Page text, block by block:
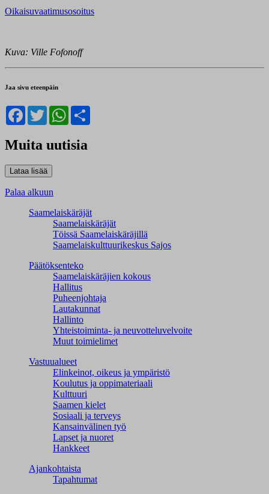
Oikaisuvaatimusosoitus
Kuva: Ville Fofonoff
Jaa sivu eteenpäin
Facebook
TwitterWhatsApp
Muita uutisia
Palaa alkuun
Saamelaiskäräjät
Saamelaiskäräjät
Töissä Saamelaiskäräjillä
Saamelaiskulttuuri­keskus Sajos
Päätöksenteko
Saamelaiskäräjien kokous
Hallitus
Puheenjohtaja
Lautakunnat
Hallinto
Yhteistoiminta- ja neuvotteluvelvoite
Muut toimielimet
Vastuualueet
Elinkeinot, oikeus ja ympäristö
Koulutus ja oppimateriaali
Kulttuuri
Saamen kielet
Sosiaali ja terveys
Kansainvälinen työ
Lapset ja nuoret
Hankkeet
Ajankohtaista
Tapahtumat